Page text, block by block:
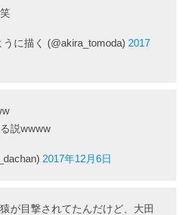
に描く (@akira_tomoda) 2017
説wwww
2017年12月6日
が目撃されてたんだけど、大田